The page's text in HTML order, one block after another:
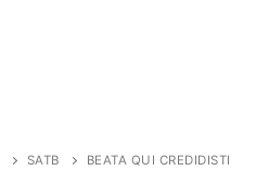
SATB BEATA QUI CREDIDISTI